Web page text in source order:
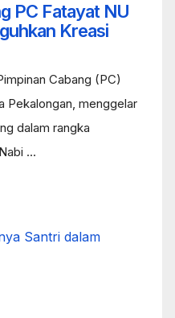
PC Fatayat NU
Kreasi
Cabang (PC)
Pekalongan, menggelar
dalam rangka
...